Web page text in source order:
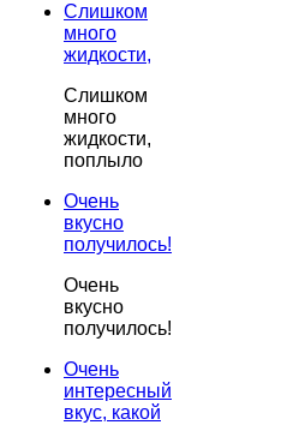
Слишком
много
жидкости,
Слишком
много
жидкости,
поплыло
Очень
вкусно
получилось!
Очень
вкусно
получилось!
Очень
интересный
вкус, какой